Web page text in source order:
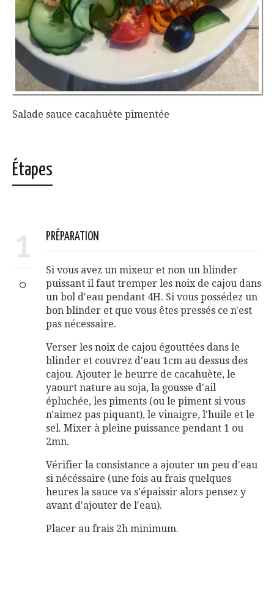
Salade sauce cacahuète pimentée
Étapes
1 PRÉPARATION
Si vous avez un mixeur et non un blinder
puissant il faut tremper les noix de cajou dans
un bol d'eau pendant 4H. Si vous possédez un
bon blinder et que vous êtes pressés ce n'est
pas nécessaire.
Verser les noix de cajou égouttées dans le
blinder et couvrez d'eau 1cm au dessus des
cajou. Ajouter le beurre de cacahuète, le
yaourt nature au soja, la gousse d'ail
épluchée, les piments (ou le piment si vous
n'aimez pas piquant), le vinaigre, l'huile et le
sel. Mixer à pleine puissance pendant 1 ou
2mn.
Vérifier la consistance a ajouter un peu d'eau
si nécéssaire (une fois au frais quelques
heures la sauce va s'épaissir alors pensez y
avant d'ajouter de l'eau).
Placer au frais 2h minimum.